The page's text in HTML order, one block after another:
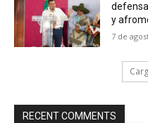
y
7 de
RECENT COMMENTS